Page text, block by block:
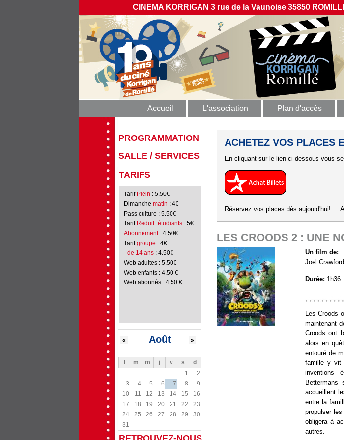
CINEMA KORRIGAN 3 rue de la Vaunoise 35850
Accueil L'association Plan d'accès
PROGRAMMATION
SALLE / SERVICES
TARIFS
Tarif Plein : 5.50€
Dimanche matin : 4€
Pass culture : 5.50€
Tarif Réduit+étudiants : 5€
Abonnement: 4.50€
Tarifgroupe : 4€
- de 14 ans: 4.50€
Web adultes : 5.50€
Web enfants : 4.50 €
Web abonnés : 4.50 €
Août
« »
m m j v s
d
1
2
3
4 5 6 7 8
9
10
11 12 13 14 15
16
17
18 19 20 21 22
23
24
25 26 27 28 29
30
31
ACHETEZ VOS PLACES
En cliquant sur le lien ci-dessous vous
Réservez vos places dès aujourd'hui! ...
LES CROODS 2 : UNE
Un film de:
Joel
Durée: 1h36
https://
Les Croods
maintenant
Croods ont
alors en
entouré de
famille y vit
inventions
Bettermans
accueillent
entre la
propulser
obligera à
autres.